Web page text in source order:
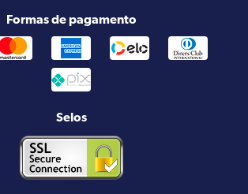
Formas de pagamento
Selos